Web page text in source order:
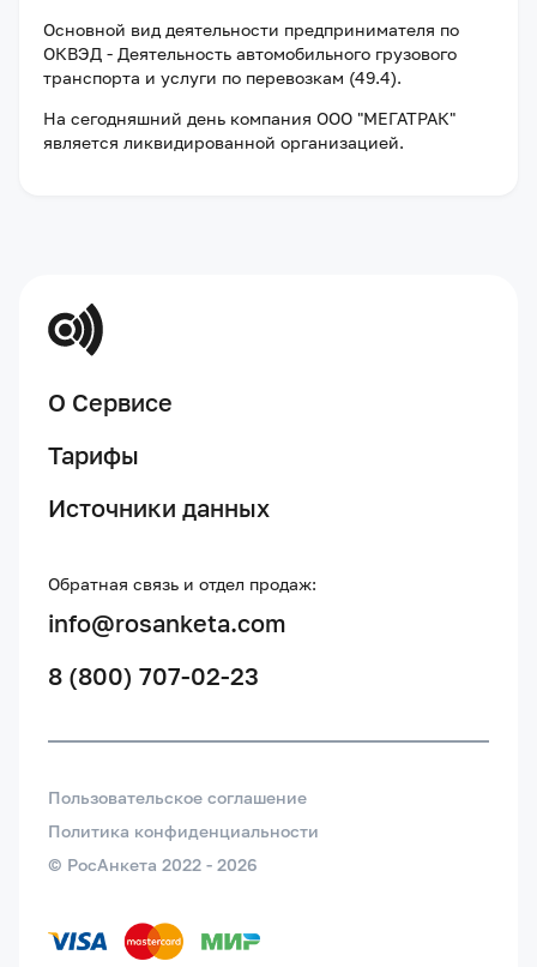
Основной вид деятельности предпринимателя по
ОКВЭД - Деятельность автомобильного грузового
транспорта и услуги по перевозкам (49.4).
На сегодняшний день компания ООО "МЕГАТРАК"
является ликвидированной организацией.
О Сервисе
Тарифы
Источники данных
Обратная связь и отдел продаж:
info@rosanketa.com
8 (800) 707-02-23
Пользовательское соглашение
Политика конфиденциальности
© РосАнкета 2022 - 2026